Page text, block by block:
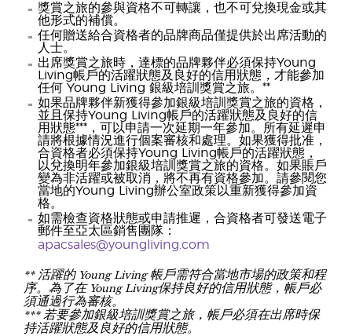
獎賞之旅的參與資格不可轉讓，也不可兌換現金或其
他形式的補償。
任何贈送給合資格者的品牌商品僅提供於出席活動的
人士。
出席獎賞之旅時，達標的品牌夥伴必須保持Young
Living帳戶的活躍狀態及良好的信用狀態，才能參加
任何 Young Living 銀級培訓獎賞之旅。**
如果品牌夥伴新獲得參加銀級培訓獎賞之旅的資格，
並且保持Young Living帳戶的活躍狀態及良好的信
用狀態***，可以申請一次延期一年參加。所有延遲申
請將根據情況進行個案審核和處理。如果獲得批准，
合資格者必須保持Young Living帳戶的活躍狀態，
以兌換明年參加銀級培訓獎賞之旅的資格。如果賬戶
變為非活躍或被取消，將不再有資格參加。請參閱您
當地的Young Living辦公室政策以重新獲得參加資
格。
如需檢查資格狀態或申請推遲，合資格者可發送電子
郵件至亞太區銷售團隊：
apacsales@youngliving.com
** 活躍的 Young Living 帳戶需符合當地市場的政策和程
序。為了在 Young Living保持良好的信用狀態，帳戶必
須通過行為審核。
*** 若要參加銀級培訓獎賞之旅，帳戶必須在出席時保
持活躍狀態及良好的信用狀態。